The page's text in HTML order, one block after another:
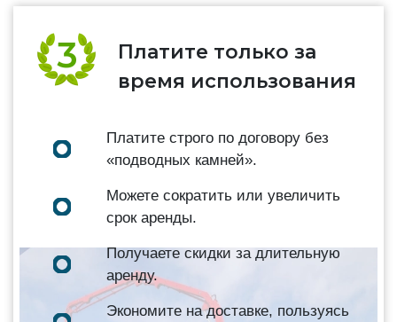
Платите только за
время использования
Платите строго по договору без
«подводных камней».
Можете сократить или увеличить
срок аренды.
Получаете скидки за длительную
аренду.
Экономите на доставке, пользуясь